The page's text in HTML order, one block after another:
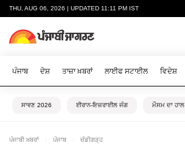
THU, AUG 06, 2026 | UPDATED 11:11 PM IST
ਪੰਜਾਬ ਦੇਸ਼ ਤਾਜ਼ਾ ਖ਼ਬਰਾਂ ਲਾਈਫ ਸਟਾਈਲ ਵਿਦੇਸ਼
ਸਾਵਣ 2026 ਈਰਾਨ-ਇਜ਼ਰਾਈਲ ਜੰਗ ਮੌਸਮ ਦਾ ਹਾਲ
ਪੰਜਾਬੀ ਖ਼ਬਰਾਂ ਪੰਜਾਬ ਚੰਡੀਗੜ੍ਹ